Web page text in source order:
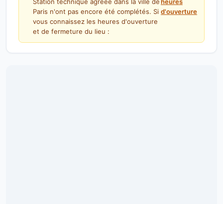
Paris n'ont pas encore été complétés. Si
vous connaissez les heures d'ouverture
et de fermeture du lieu :
d'ouverture